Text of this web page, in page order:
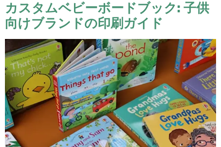
カスタムベビーボードブック: 子供
向けブランドの印刷ガイド